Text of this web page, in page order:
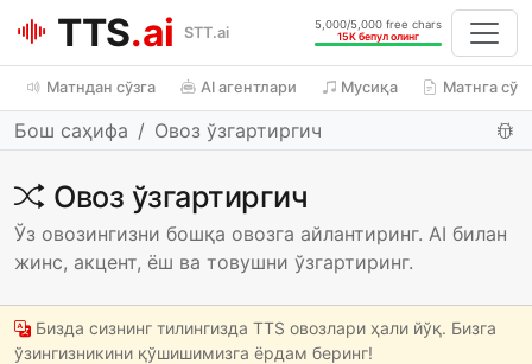
TTS.ai STT.ai
5,000/5,000 free chars
15K бепул олинг
Матндан сўзга AI агентлари Мусиқа Матнга
Бош саҳифа Овоз ўзгартиргич
Овоз ўзгартиргич
Ўз овозингизни бошқа овозга айлантиринг. AI билан
жинс, акцент, ёш ва товушни ўзгартиринг.
Бизда сизнинг тилингизда TTS овозлари ҳали йўқ. Бизга
ўзингизникини қўшишимизга ёрдам беринг!